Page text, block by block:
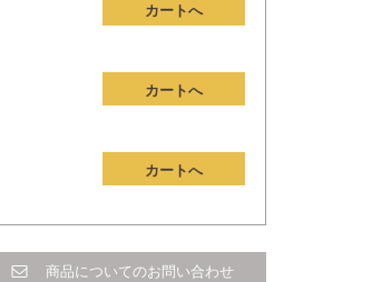
カートへ
カートへ
カートへ
商品についてのお問い合わせ